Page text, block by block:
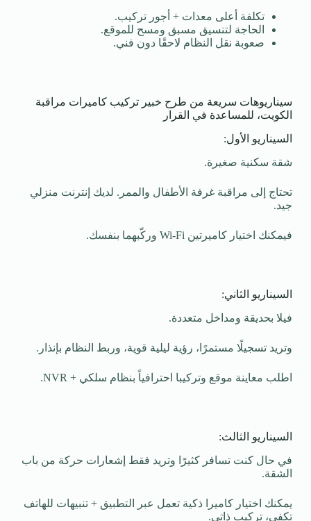
تكلفة أعلى معدات + أجور تركيب.
الحاجة لتنسيق مسبق ومسح للموقع.
صعوبة نقل النظام لاحقًا دون فني.
سيناريوهات سريعة من طرح خبير تركيب كاميرات مراقبة
الكويت، للمساعدة في القرار
السيناريو الأول:
شقة سكنية صغيرة.
تحتاج إلى مراقبة غرفة الأطفال والممر. لديك إنترنت منزلي
جيد.
فيمكنك اختيار كاميرتين Wi-Fi وركّبهما بنفسك.
السيناريو الثاني:
فيلا بحديقة ومداخل متعددة.
وتريد تسجيلًا مستمرًا، رؤية ليلية قوية، وربط النظام بإنذار.
اطلب معاينة موقع وتركيبا احترافياً بنظام سلكي + NVR.
السيناريو الثالث:
في حال كنت تسافر كثيرًا وتريد فقط إشعارات حركة من باب
الشقة.
يمكنك اختيار كاميرا ذكية تعمل عبر التطبيق + تنبيهات للهاتف
تكفي، تركيب ذاتي.